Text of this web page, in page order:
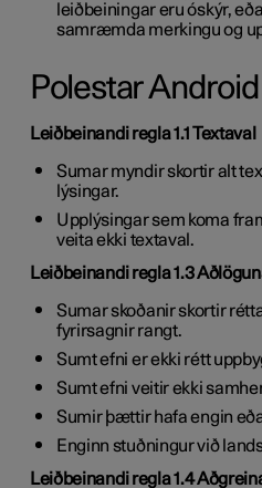
leiðbeiningar eru óskýr,
samræmda merkingu og
Polestar
Leiðbeinandi regla 1.1 Textaval
Sumar myndir skortir alt
lýsingar.
Upplýsingar sem koma
veita ekki textaval.
Leiðbeinandi regla 1.3
Sumar skoðanir skortir
fyrirsagnir rangt.
Sumt efni er ekki rétt
Sumt efni veitir ekki
Sumir þættir hafa engin
Enginn stuðningur við
Leiðbeinandi regla 1.4